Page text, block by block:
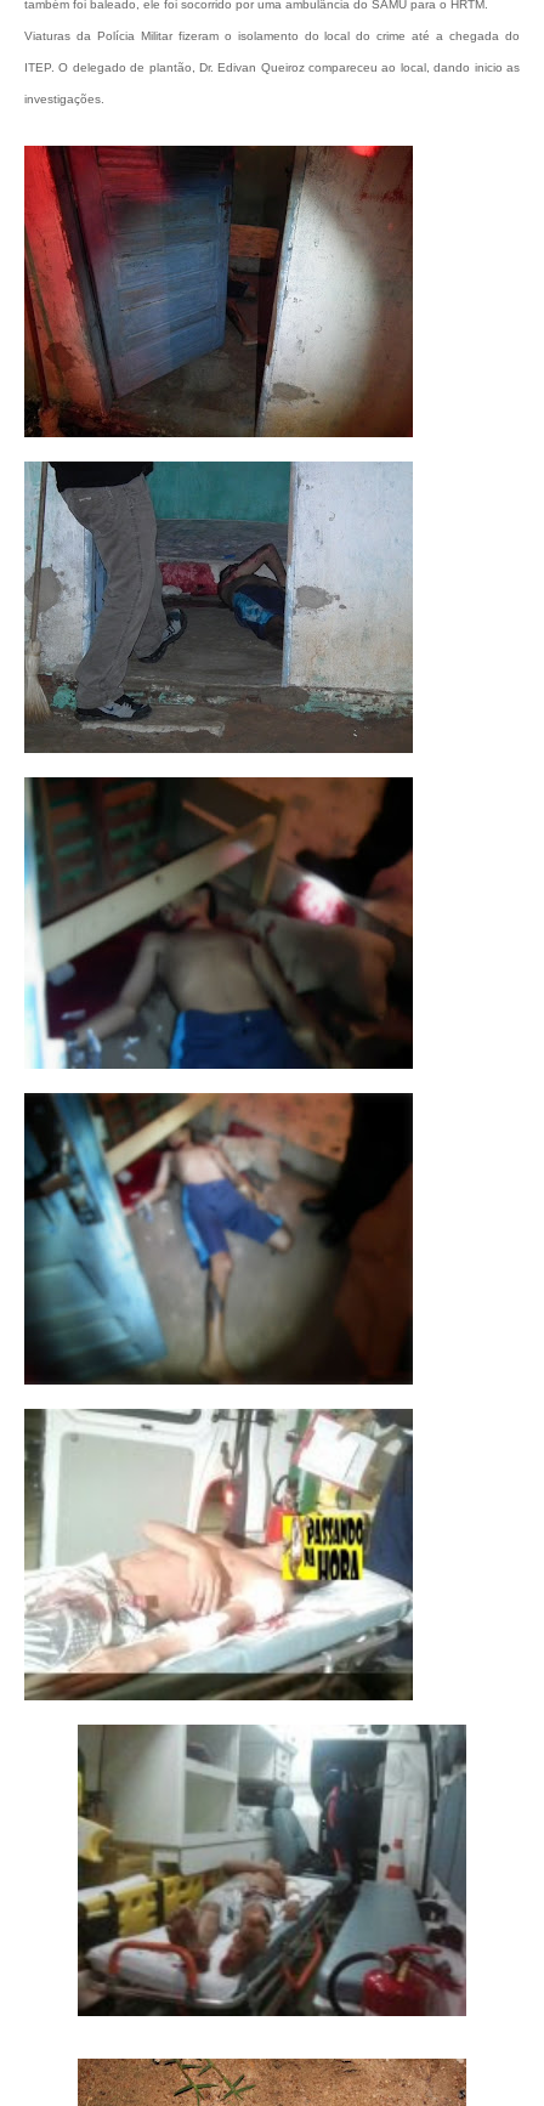
também foi baleado, ele foi socorrido por uma ambulância do SAMU para o HRTM.
Viaturas da Polícia Militar fizeram o isolamento do local do crime até a chegada do
ITEP. O delegado de plantão, Dr. Edivan Queiroz compareceu ao local, dando inicio as
investigações.